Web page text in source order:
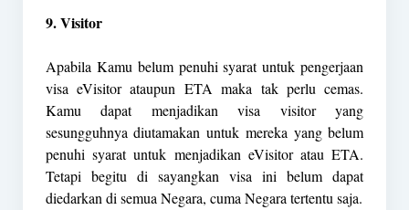
9. Visitor
Apabila Kamu belum penuhi syarat untuk pengerjaan
visa eVisitor ataupun ETA maka tak perlu cemas.
Kamu dapat menjadikan visa visitor yang
sesungguhnya diutamakan untuk mereka yang belum
penuhi syarat untuk menjadikan eVisitor atau ETA.
Tetapi begitu di sayangkan visa ini belum dapat
diedarkan di semua Negara, cuma Negara tertentu saja.